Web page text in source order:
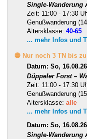
Single-Wanderung
Zeit: 11:00 - 17:30
Genußwanderung
Altersklasse: 40-65
... mehr Infos und
🟡 Nur noch 3 TN bis
Datum: So, 16.08.26
Düppeler Forst –
Zeit: 11:00 - 17:30
Genußwanderung
Altersklasse: alle
... mehr Infos und
Datum: So, 16.08.26
Single-Wanderung